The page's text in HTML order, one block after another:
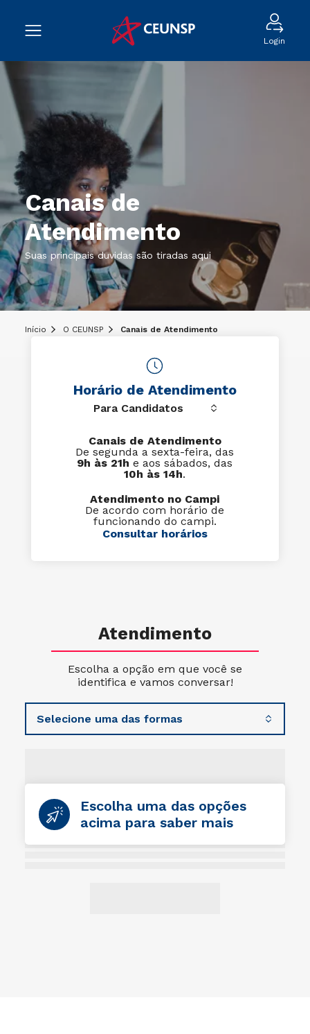
Login
Canais de
Atendimento
Suas principais duvidas são tiradas aqui
Início O CEUNSP Canais de Atendimento
Horário de Atendimento
Canais de Atendimento
De segunda a sexta-feira, das
9h às 21h e aos sábados, das
10h às 14h.
Atendimento no Campi
De acordo com horário de
funcionando do campi.
Consultar horários
Atendimento
Escolha a opção em que você se
identifica e vamos conversar!
Escolha uma das opções
acima para saber mais